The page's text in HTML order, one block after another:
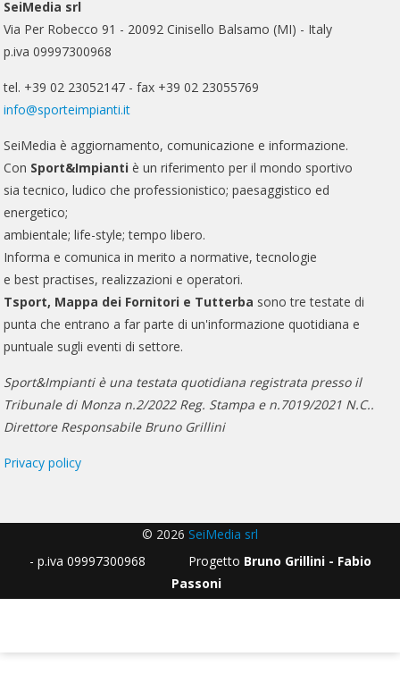
SeiMedia srl
Via Per Robecco 91 - 20092 Cinisello Balsamo (MI) - Italy
p.iva 09997300968
tel. +39 02 23052147 - fax +39 02 23055769
info@sporteimpianti.it
SeiMedia è aggiornamento, comunicazione e informazione.
Con Sport&Impianti è un riferimento per il mondo sportivo
sia tecnico, ludico che professionistico; paesaggistico ed
energetico;
ambientale; life-style; tempo libero.
Informa e comunica in merito a normative, tecnologie
e best practises, realizzazioni e operatori.
Tsport, Mappa dei Fornitori e Tutterba sono tre testate di
punta che entrano a far parte di un'informazione quotidiana e
puntuale sugli eventi di settore.
Sport&Impianti è una testata quotidiana registrata presso il
Tribunale di Monza n.2/2022 Reg. Stampa e n.7019/2021 N.C..
Direttore Responsabile Bruno Grillini
Privacy policy
© 2026 SeiMedia srl
- p.iva 09997300968 Progetto Bruno Grillini - Fabio
Passoni